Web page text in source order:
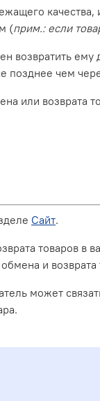
(прим.: если
возвратить
позднее чем
или возврата
Сайт.
товаров в
и возврата
может